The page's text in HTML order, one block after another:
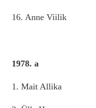
16. Anne Viilik
1978. a
1. Mait Allika